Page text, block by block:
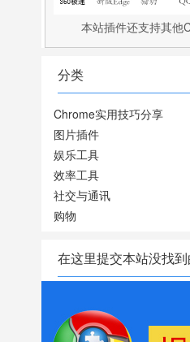
本站插件还支持其他
分类
Chrome实用技巧分享
图片插件
娱乐工具
效率工具
社交与通讯
购物
在这里提交本站没找